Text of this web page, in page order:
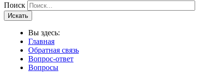
Поиск
Искать
Вы здесь:
Главная
Обратная связь
Вопрос-ответ
Вопросы